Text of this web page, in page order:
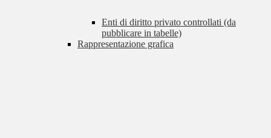
Enti di diritto privato controllati (da
pubblicare in tabelle)
Rappresentazione grafica